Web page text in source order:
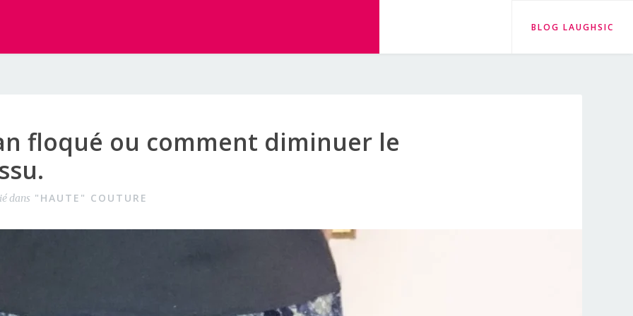
BLOG LAUGHSIC
floqué ou comment diminuer le
dans "HAUTE" COUTURE